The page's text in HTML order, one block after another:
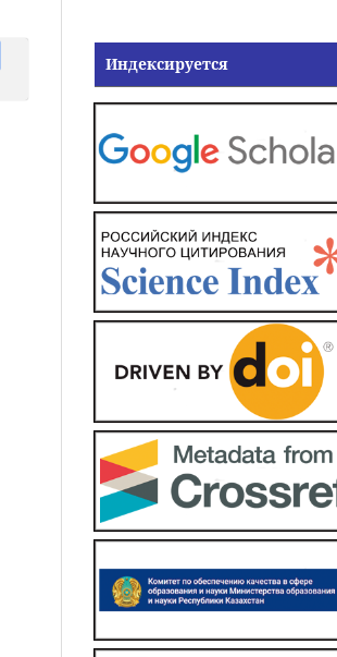
Индексируется